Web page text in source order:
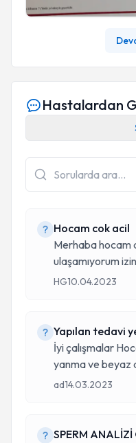
Hastalardan
Hocam cok acil
Merhaba hocam
ulaşamıyorum
HG10.04.2023
Yapılan tedavi
İyi çalışmalar
yanma ve beyaz
ad14.03.2023
SPERM ANALİZİ